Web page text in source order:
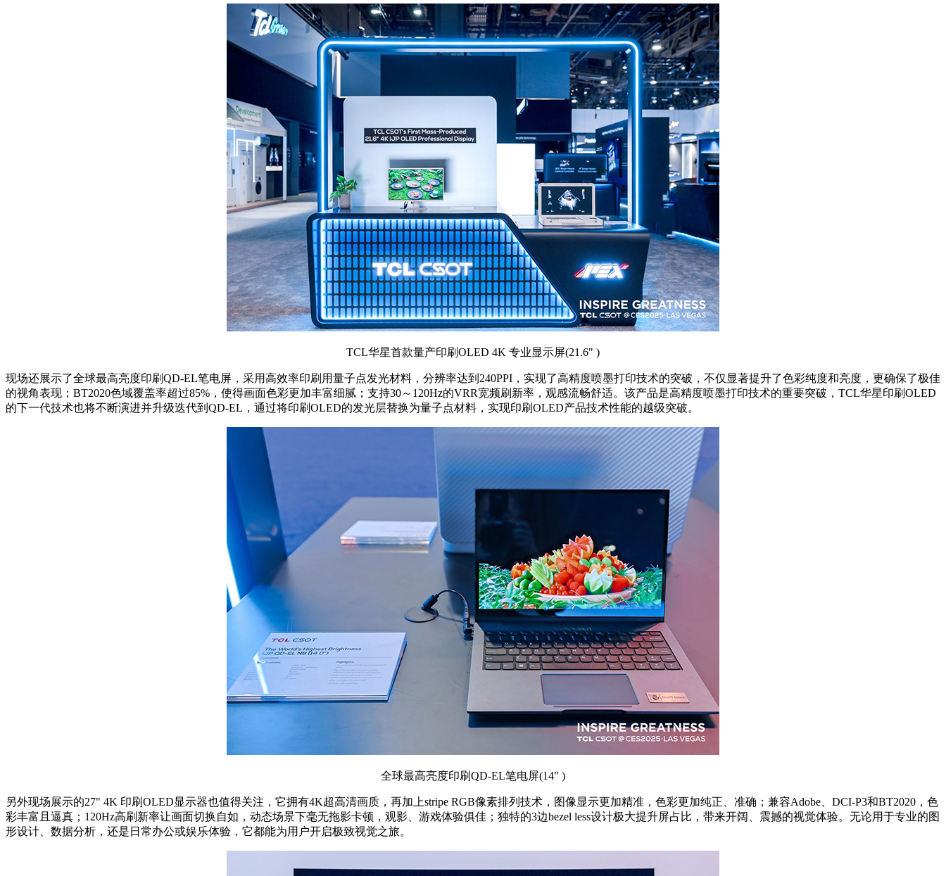
TCL华星首款量产印刷OLED 4K 专业显示屏(21.6" )
现场还展示了全球最高亮度印刷QD-EL笔电屏，采用高效率印刷用量子点发光材料，分辨率达到240PPI，实现了高精度喷墨打印技术的突破，不仅显著提升了色彩纯度和亮度，更确保了极佳
的视角表现；BT2020色域覆盖率超过85%，使得画面色彩更加丰富细腻；支持30～120Hz的VRR宽频刷新率，观感流畅舒适。该产品是高精度喷墨打印技术的重要突破，TCL华星印刷OLED
的下一代技术也将不断演进并升级迭代到QD-EL，通过将印刷OLED的发光层替换为量子点材料，实现印刷OLED产品技术性能的越级突破。
全球最高亮度印刷QD-EL笔电屏(14" )
另外现场展示的27" 4K 印刷OLED显示器也值得关注，它拥有4K超高清画质，再加上stripe RGB像素排列技术，图像显示更加精准，色彩更加纯正、准确；兼容Adobe、DCI-P3和BT2020，色
彩丰富且逼真；120Hz高刷新率让画面切换自如，动态场景下毫无拖影卡顿，观影、游戏体验俱佳；独特的3边bezel less设计极大提升屏占比，带来开阔、震撼的视觉体验。无论用于专业的图
形设计、数据分析，还是日常办公或娱乐体验，它都能为用户开启极致视觉之旅。